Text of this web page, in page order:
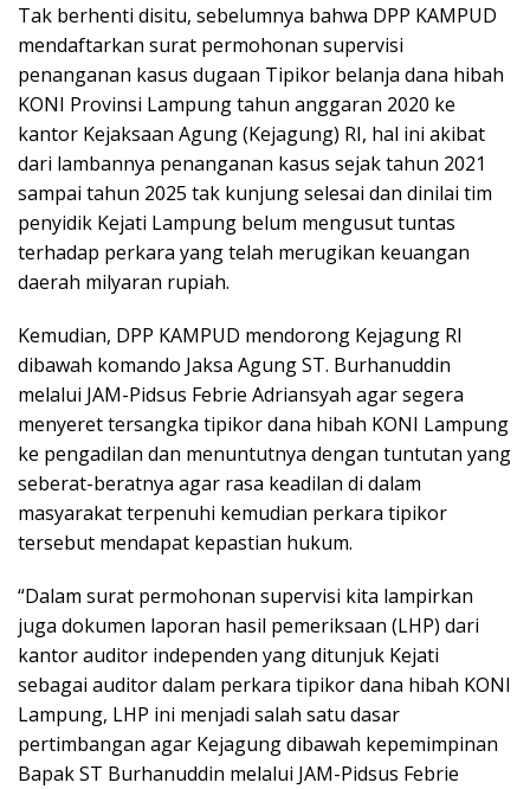
Tak berhenti disitu, sebelumnya bahwa DPP KAMPUD
mendaftarkan surat permohonan supervisi
penanganan kasus dugaan Tipikor belanja dana hibah
KONI Provinsi Lampung tahun anggaran 2020 ke
kantor Kejaksaan Agung (Kejagung) RI, hal ini akibat
dari lambannya penanganan kasus sejak tahun 2021
sampai tahun 2025 tak kunjung selesai dan dinilai tim
penyidik Kejati Lampung belum mengusut tuntas
terhadap perkara yang telah merugikan keuangan
daerah milyaran rupiah.
Kemudian, DPP KAMPUD mendorong Kejagung RI
dibawah komando Jaksa Agung ST. Burhanuddin
melalui JAM-Pidsus Febrie Adriansyah agar segera
menyeret tersangka tipikor dana hibah KONI Lampung
ke pengadilan dan menuntutnya dengan tuntutan yang
seberat-beratnya agar rasa keadilan di dalam
masyarakat terpenuhi kemudian perkara tipikor
tersebut mendapat kepastian hukum.
“Dalam surat permohonan supervisi kita lampirkan
juga dokumen laporan hasil pemeriksaan (LHP) dari
kantor auditor independen yang ditunjuk Kejati
sebagai auditor dalam perkara tipikor dana hibah KONI
Lampung, LHP ini menjadi salah satu dasar
pertimbangan agar Kejagung dibawah kepemimpinan
Bapak ST Burhanuddin melalui JAM-Pidsus Febrie